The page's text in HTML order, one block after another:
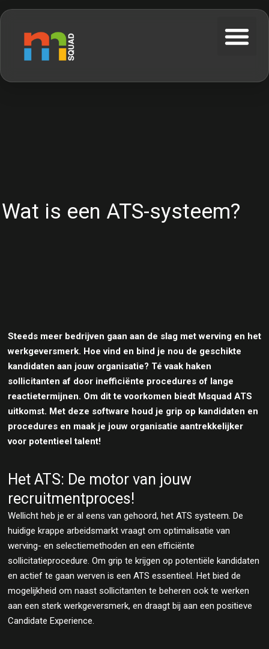
Wat is een ATS-systeem?
Steeds meer bedrijven gaan aan de slag met werving en het
werkgeversmerk. Hoe vind en bind je nou de geschikte
kandidaten aan jouw organisatie? Té vaak haken
sollicitanten af door inefficiënte procedures of lange
reactietermijnen. Om dit te voorkomen biedt Msquad ATS
uitkomst. Met deze software houd je grip op kandidaten en
procedures en maak je jouw organisatie aantrekkelijker
voor potentieel talent!
Het ATS: De motor van jouw
recruitmentproces!
Wellicht heb je er al eens van gehoord, het ATS systeem. De
huidige krappe arbeidsmarkt vraagt om optimalisatie van
werving- en selectiemethoden en een efficiënte
sollicitatieprocedure. Om grip te krijgen op potentiële kandidaten
en actief te gaan werven is een ATS essentieel. Het bied de
mogelijkheid om naast sollicitanten te beheren ook te werken
aan een sterk werkgeversmerk, en draagt bij aan een positieve
Candidate Experience.